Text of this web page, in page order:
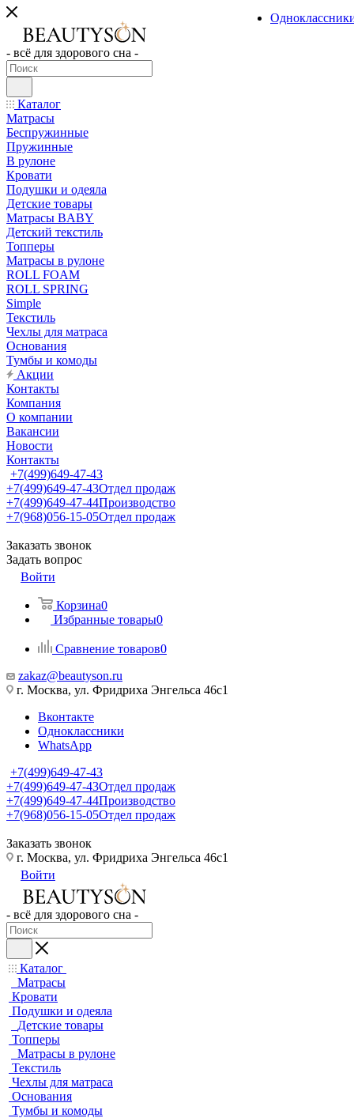
- всё для здорового сна -
Каталог
Матрасы
Беспружинные
Пружинные
В рулоне
Кровати
Подушки и одеяла
Детские товары
Матрасы BABY
Детский текстиль
Топперы
Матрасы в рулоне
ROLL FOAM
ROLL SPRING
Simple
Текстиль
Чехлы для матраса
Основания
Тумбы и комоды
Акции
Контакты
Компания
О компании
Вакансии
Новости
Контакты
+7(499)649-47-43
+7(499)649-47-43Отдел продаж
+7(499)649-47-44Производство
+7(968)056-15-05Отдел продаж
Заказать звонок
Задать вопрос
Войти
Корзина0
Избранные товары0
Сравнение товаров0
zakaz@beautyson.ru
г. Москва, ул. Фридриха Энгельса 46с1
Вконтакте
Одноклассники
WhatsApp
+7(499)649-47-43
+7(499)649-47-43Отдел продаж
+7(499)649-47-44Производство
+7(968)056-15-05Отдел продаж
Заказать звонок
г. Москва, ул. Фридриха Энгельса 46с1
Войти
- всё для здорового сна -
Каталог
Матрасы
Кровати
Подушки и одеяла
Детские товары
Топперы
Матрасы в рулоне
Текстиль
Чехлы для матраса
Основания
Тумбы и комоды